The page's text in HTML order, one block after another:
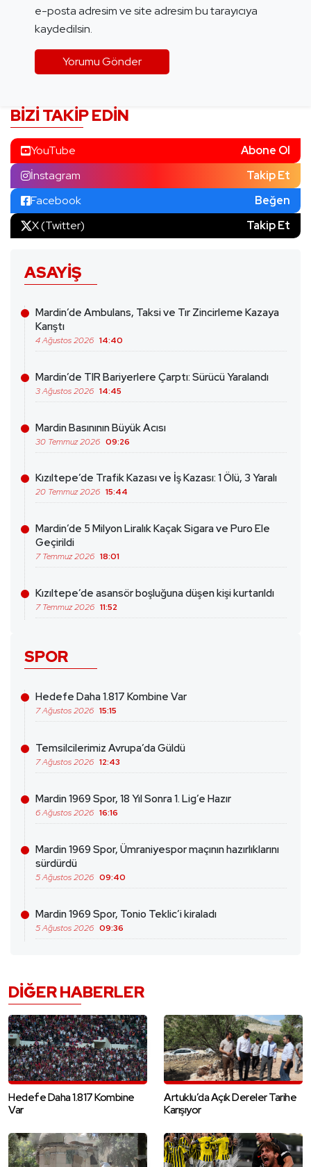
e-posta adresim ve site adresim bu tarayıcıya
kaydedilsin.
BIZI TAKIP EDIN
YouTube
Abone Ol
İnstagram
Takip Et
Facebook
Beğen
X (Twitter)
Takip Et
ASAYIŞ
Mardin’de Ambulans, Taksi ve Tır Zincirleme Kazaya
Karıştı
4 Ağustos 2026 14:40
Mardin’de TIR Bariyerlere Çarptı: Sürücü Yaralandı
3 Ağustos 2026 14:45
Mardin Basınının Büyük Acısı
30 Temmuz 2026 09:26
Kızıltepe’de Trafik Kazası ve İş Kazası: 1 Ölü, 3 Yaralı
20 Temmuz 2026 15:44
Mardin’de 5 Milyon Liralık Kaçak Sigara ve Puro Ele
Geçirildi
7 Temmuz 2026 18:01
Kızıltepe’de asansör boşluğuna düşen kişi kurtarıldı
7 Temmuz 2026 11:52
SPOR
Hedefe Daha 1.817 Kombine Var
7 Ağustos 2026 15:15
Temsilcilerimiz Avrupa’da Güldü
7 Ağustos 2026 12:43
Mardin 1969 Spor, 18 Yıl Sonra 1. Lig’e Hazır
6 Ağustos 2026 16:16
Mardin 1969 Spor, Ümraniyespor maçının hazırlıklarını
sürdürdü
5 Ağustos 2026 09:40
Mardin 1969 Spor, Tonio Teklic’i kiraladı
5 Ağustos 2026 09:36
DIĞER HABERLER
Hedefe Daha 1.817 Kombine
Var
Artuklu’da Açık Dereler Tarihe
Karışıyor